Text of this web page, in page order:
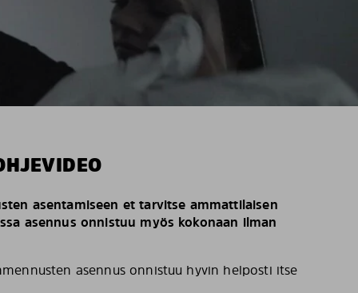
asentamiseen et tarvitse ammattilaisen
asennus onnistuu myös kokonaan ilman
asennus onnistuu hyvin helposti itse